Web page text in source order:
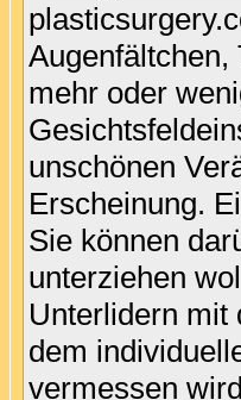
Augenfältchen,
mehr oder
unschönen
Erscheinung.
Sie können
unterziehen
Unterlidern mit
dem
vermessen